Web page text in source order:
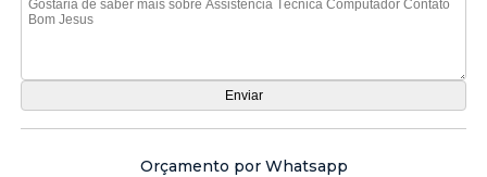
Orçamento por Whatsapp